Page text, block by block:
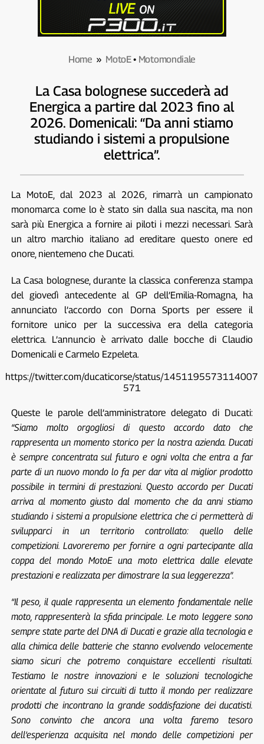
Home » MotoE• Motomondiale
La Casa bolognese succederà ad
Energica a partire dal 2023 fino al
2026. Domenicali: “Da anni stiamo
studiando i sistemi a propulsione
elettrica”.
La MotoE, dal 2023 al 2026, rimarrà un campionato
monomarca come lo è stato sin dalla sua nascita, ma non
sarà più Energica a fornire ai piloti i mezzi necessari. Sarà
un altro marchio italiano ad ereditare questo onere ed
onore, nientemeno che Ducati.
La Casa bolognese, durante la classica conferenza stampa
del giovedì antecedente al GP dell’Emilia-Romagna, ha
annunciato l’accordo con Dorna Sports per essere il
fornitore unico per la successiva era della categoria
elettrica. L’annuncio è arrivato dalle bocche di Claudio
Domenicali e Carmelo Ezpeleta.
https://twitter.com/ducaticorse/status/1451195573114007
571
Queste le parole dell’amministratore delegato di Ducati:
“Siamo molto orgogliosi di questo accordo dato che
rappresenta un momento storico per la nostra azienda. Ducati
è sempre concentrata sul futuro e ogni volta che entra a far
parte di un nuovo mondo lo fa per dar vita al miglior prodotto
possibile in termini di prestazioni. Questo accordo per Ducati
arriva al momento giusto dal momento che da anni stiamo
studiando i sistemi a propulsione elettrica che ci permetterà di
svilupparci in un territorio controllato: quello delle
competizioni. Lavoreremo per fornire a ogni partecipante alla
coppa del mondo MotoE una moto elettrica dalle elevate
prestazioni e realizzata per dimostrare la sua leggerezza”.
“Il peso, il quale rappresenta un elemento fondamentale nelle
moto, rappresenterà la sfida principale. Le moto leggere sono
sempre state parte del DNA di Ducati e grazie alla tecnologia e
alla chimica delle batterie che stanno evolvendo velocemente
siamo sicuri che potremo conquistare eccellenti risultati.
Testiamo le nostre innovazioni e le soluzioni tecnologiche
orientate al futuro sui circuiti di tutto il mondo per realizzare
prodotti che incontrano la grande soddisfazione dei ducatisti.
Sono convinto che ancora una volta faremo tesoro
dell’esperienza acquisita nel mondo delle competizioni per